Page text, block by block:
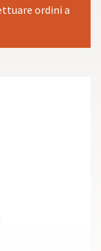
ordini a